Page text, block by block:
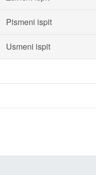
Pismeni ispit
Usmeni ispit